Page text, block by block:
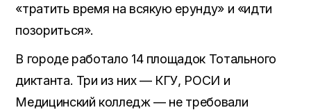
«тратить время на всякую ерунду» и «идти
позориться».
В городе работало 14 площадок Тотального
диктанта. Три из них — КГУ, РОСИ и
Медицинский колледж — не требовали